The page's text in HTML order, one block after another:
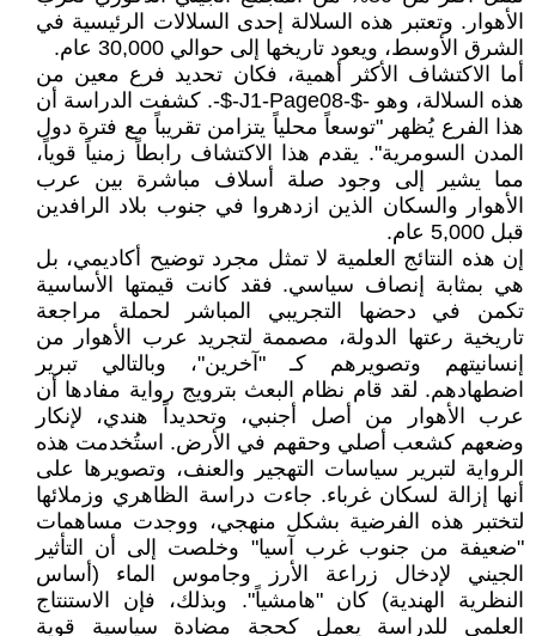
الأهوار. وتعتبر هذه السلالة إحدى السلالات الرئيسية في
الشرق الأوسط، ويعود تاريخها إلى حوالي 30,000 عام.
أما الاكتشاف الأكثر أهمية، فكان تحديد فرع معين من
هذه السلالة، وهو -$-J1-Page08-$-. كشفت الدراسة أن
هذا الفرع يُظهر "توسعاً محلياً يتزامن تقريباً مع فترة دول
المدن السومرية". يقدم هذا الاكتشاف رابطاً زمنياً قوياً،
مما يشير إلى وجود صلة أسلاف مباشرة بين عرب
الأهوار والسكان الذين ازدهروا في جنوب بلاد الرافدين
قبل 5,000 عام.
إن هذه النتائج العلمية لا تمثل مجرد توضيح أكاديمي، بل
هي بمثابة إنصاف سياسي. فقد كانت قيمتها الأساسية
تكمن في دحضها التجريبي المباشر لحملة مراجعة
تاريخية رعتها الدولة، مصممة لتجريد عرب الأهوار من
إنسانيتهم وتصويرهم كـ "آخرين"، وبالتالي تبرير
اضطهادهم. لقد قام نظام البعث بترويج رواية مفادها أن
عرب الأهوار من أصل أجنبي، وتحديداً هندي، لإنكار
وضعهم كشعب أصلي وحقهم في الأرض. استُخدمت هذه
الرواية لتبرير سياسات التهجير والعنف، وتصويرها على
أنها إزالة لسكان غرباء. جاءت دراسة الظاهري وزملائها
لتختبر هذه الفرضية بشكل منهجي، ووجدت مساهمات
"ضعيفة من جنوب غرب آسيا" وخلصت إلى أن التأثير
الجيني لإدخال زراعة الأرز وجاموس الماء (أساس
النظرية الهندية) كان "هامشياً". وبذلك، فإن الاستنتاج
العلمي للدراسة يعمل كحجة مضادة سياسية قوية